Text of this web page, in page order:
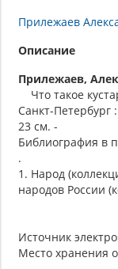
Прилежаев
Описание
Прилежаев,
Что такое
Санкт-Петербург
23 см. -
Библиография в
.
1. Народ
народов России
Источник
Место хранения